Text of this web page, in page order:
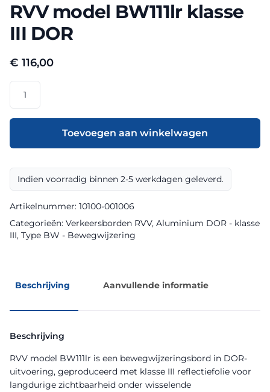
RVV model BW111lr klasse
III DOR
€ 116,00
model
BW111lr
III
aantal
Toevoegen aan winkelwagen
Indien voorradig binnen 2-5 werkdagen geleverd.
Artikelnummer: 10100-001006
Categorieën: Verkeersborden RVV, Aluminium DOR - klasse
III, Type BW - Bewegwijzering
Beschrijving Aanvullende informatie
Beschrijving
RVV model BW111lr is een bewegwijzeringsbord in DOR-
uitvoering, geproduceerd met klasse III reflectiefolie voor
langdurige zichtbaarheid onder wisselende